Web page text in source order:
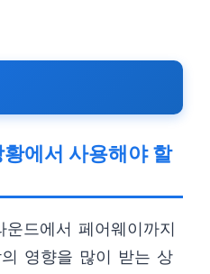
에서 사용해야 할
드에서 페어웨이까지
영향을 많이 받는 상